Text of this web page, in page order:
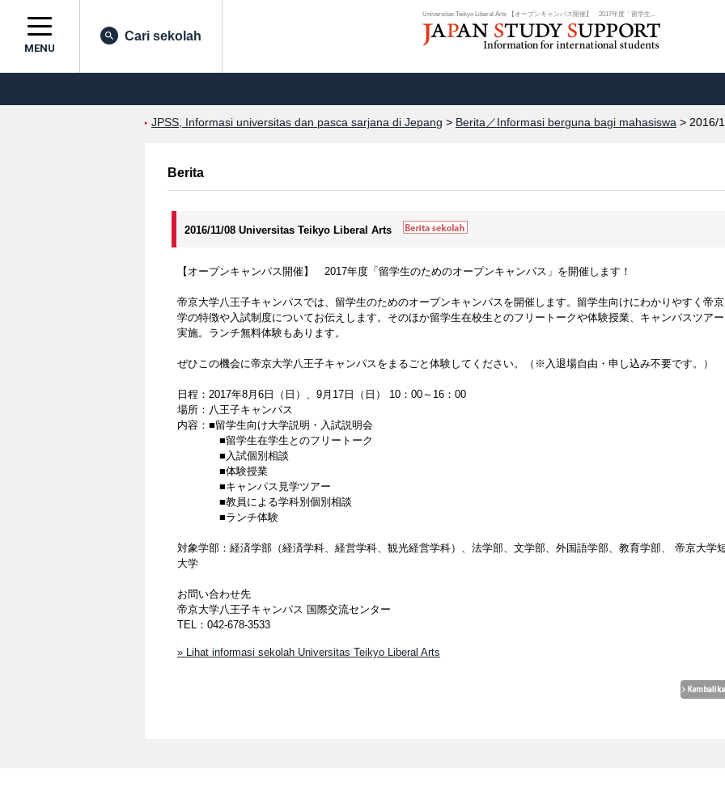
Universitas Teikyo Liberal Arts 【オープンキャンパス開催】 2017年度「留学生...
MENU
Cari sekolah
JPSS, Informasi universitas dan pasca sarjana di Jepang > Berita／Informasi berguna bagi mahasiswa > 2016/
Berita
2016/11/08 Universitas Teikyo Liberal Arts
【オープンキャンパス開催】 2017年度「留学生のためのオープンキャンパス」を開催します！
帝京大学八王子キャンパスでは、留学生のためのオープンキャンパスを開催します。留学生向けにわかりやすく帝
学の特徴や入試制度についてお伝えします。そのほか留学生在校生とのフリートークや体験授業、キャンパスツア
実施。ランチ無料体験もあります。
ぜひこの機会に帝京大学八王子キャンパスをまるごと体験してください。（※入退場自由・申し込み不要です。）
日程：2017年8月6日（日）、9月17日（日） 10：00～16：00
場所：八王子キャンパス
内容：■留学生向け大学説明・入試説明会
■留学生在学生とのフリートーク
■入試個別相談
■体験授業
■キャンパス見学ツアー
■教員による学科別個別相談
■ランチ体験
対象学部：経済学部（経済学科、経営学科、観光経営学科）、法学部、文学部、外国語学部、教育学部、 帝京大学
大学
お問い合わせ先
帝京大学八王子キャンパス 国際交流センター
TEL：042-678-3533
» Lihat informasi sekolah Universitas Teikyo Liberal Arts